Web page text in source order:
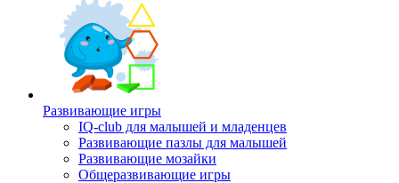
Развивающие игры
IQ-club для малышей и младенцев
Развивающие пазлы для малышей
Развивающие мозайки
Общеразвивающие игры